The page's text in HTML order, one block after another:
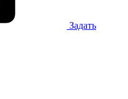
Задать